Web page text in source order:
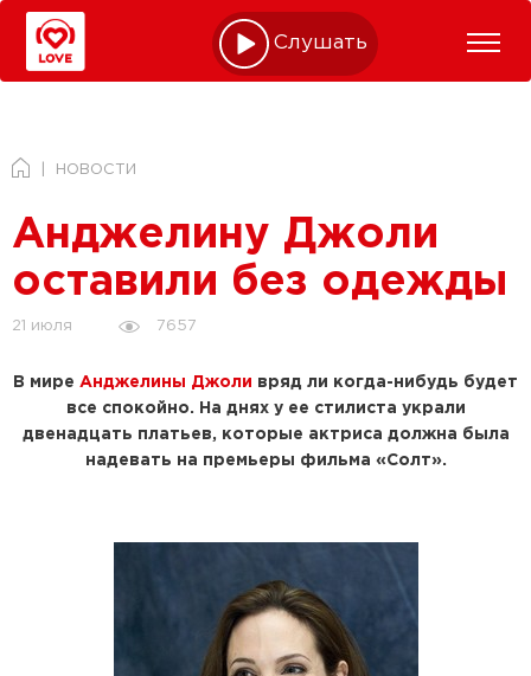
Слушать online
НОВОСТИ
Анджелину Джоли
оставили без одежды
21 июля 7657
В мире Анджелины Джоли вряд ли когда-нибудь будет
все спокойно. На днях у ее стилиста украли
двенадцать платьев, которые актриса должна была
надевать на премьеры фильма «Солт».